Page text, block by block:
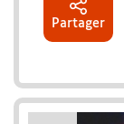
Partager